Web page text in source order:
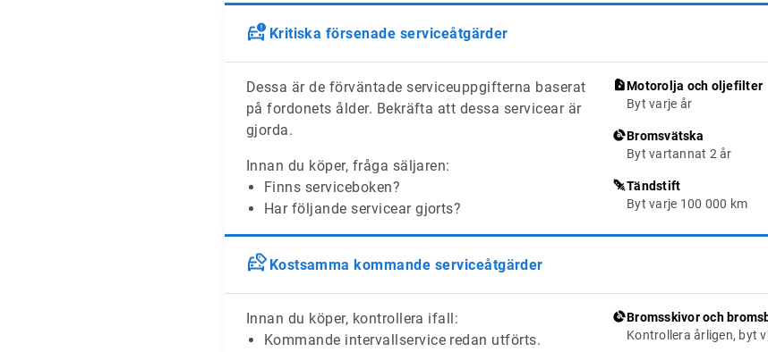
Kritiska försenade serviceåtgärder
Dessa är de förväntade serviceuppgifterna baserat
på fordonets ålder. Bekräfta att dessa servicear är
gjorda.
Innan du köper, fråga säljaren:
Finns serviceboken?
Har följande servicear gjorts?
Motorolja och oljefilter
Byt varje år
Bromsvätska
Byt vartannat 2 år
Tändstift
Byt varje 100 000 km
Kostsamma kommande serviceåtgärder
Innan du köper, kontrollera ifall:
Kommande intervallservice redan utförts.
Bromsskivor och
Kontrollera årligen, byt